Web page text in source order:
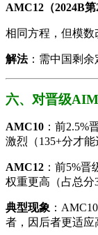
​AMC12（2024B第
相同方程，但模数
​解法​：需中国剩余
六、对晋级
​AMC10​ ：前2.5%
激烈（135+分才能
​AMC12​ ：前5%
权重更高（占总分
​典型现象​ ：
者，因后者更适应